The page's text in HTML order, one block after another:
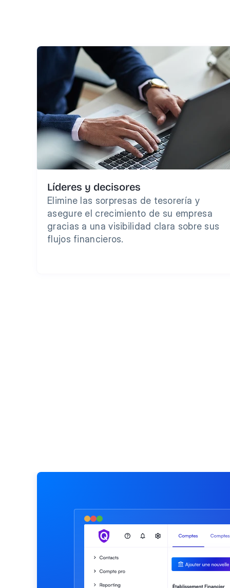
Líderes y decisores
Elimine las sorpresas de tesorería y
asegure el crecimiento de su empresa
gracias a una visibilidad clara sobre sus
flujos financieros.